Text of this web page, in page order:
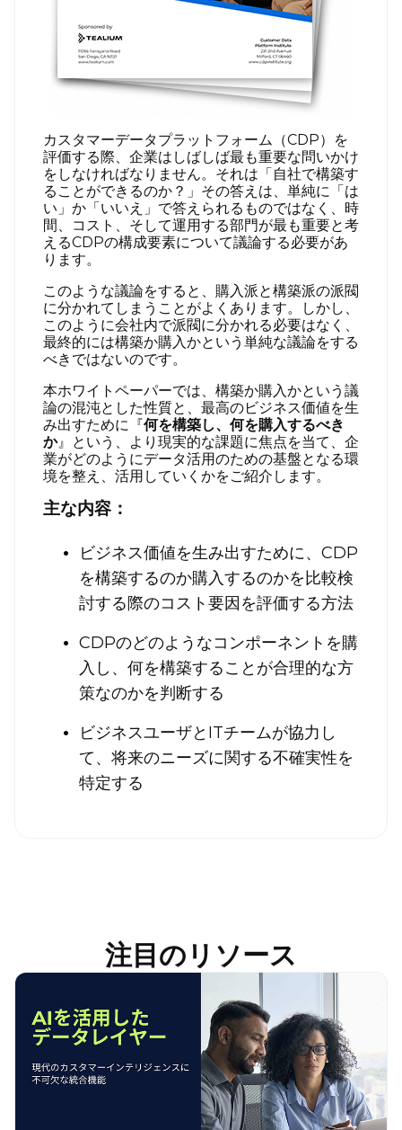
カスタマーデータプラットフォーム（CDP）を
評価する際、企業はしばしば最も重要な問いかけ
をしなければなりません。それは「自社で構築す
ることができるのか？」その答えは、単純に「は
い」か「いいえ」で答えられるものではなく、時
間、コスト、そして運用する部門が最も重要と考
えるCDPの構成要素について議論する必要があ
ります。
このような議論をすると、購入派と構築派の派閥
に分かれてしまうことがよくあります。しかし、
このように会社内で派閥に分かれる必要はなく、
最終的には構築か購入かという単純な議論をする
べきではないのです。
本ホワイトペーパーでは、構築か購入かという議
論の混沌とした性質と、最高のビジネス価値を生
み出すために『何を構築し、何を購入するべき
か』という、より現実的な課題に焦点を当て、企
業がどのようにデータ活用のための基盤となる環
境を整え、活用していくかをご紹介します。
主な内容：
ビジネス価値を生み出すために、CDP
を構築するのか購入するのかを比較検
討する際のコスト要因を評価する方法
CDPのどのようなコンポーネントを購
入し、何を構築することが合理的な方
策なのかを判断する
ビジネスユーザとITチームが協力し
て、将来のニーズに関する不確実性を
特定する
注目のリソース